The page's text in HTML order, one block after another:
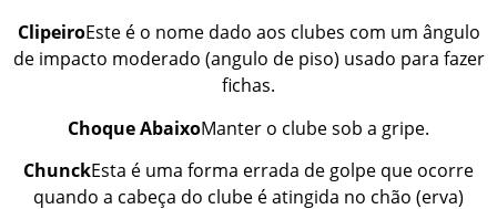
ClipeiroEste é o nome dado aos clubes com um ângulo
de impacto moderado (angulo de piso) usado para fazer
fichas.
ChoqueAbaixoManter o clube sob a gripe.
ChunckEsta é uma forma errada de golpe que ocorre
quando a cabeça do clube é atingida no chão (erva)